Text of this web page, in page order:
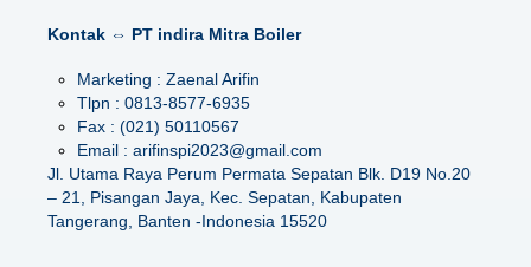
Kontak ⇔ PT indira Mitra Boiler
Marketing : Zaenal Arifin
Tlpn : 0813-8577-6935
Fax : (021) 50110567
Email : arifinspi2023@gmail.com
Jl. Utama Raya Perum Permata Sepatan Blk. D19 No.20
– 21, Pisangan Jaya, Kec. Sepatan, Kabupaten
Tangerang, Banten -Indonesia 15520